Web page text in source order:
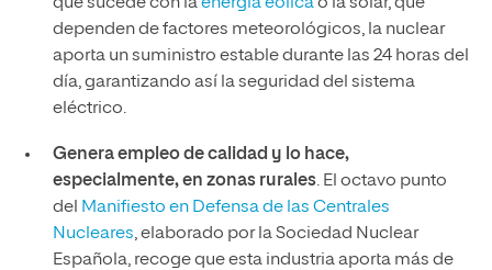
dependen de factores meteorológicos, la nuclear
aporta un suministro estable durante las 24 horas del
día, garantizando así la seguridad del sistema
eléctrico.
Genera empleo de calidad y lo hace,
especialmente, en zonas rurales. El octavo punto
del Manifiesto en Defensa de las Centrales
Nucleares, elaborado por la Sociedad Nuclear
Española, recoge que esta industria aporta más de